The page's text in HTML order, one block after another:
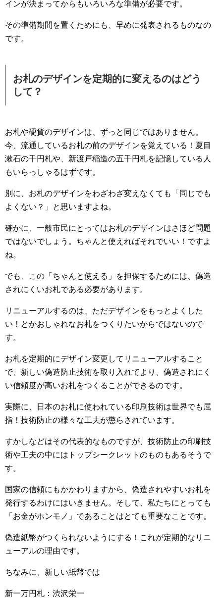
インが決まってからもいろいろな準備が必要です。
その準備期間を置くためにも、早めに発表されるものなの
です。
お札のデザインを定期的に変えるのはどう
して？
お札や硬貨のデザインは、ずっと同じではありません。
今、流通しているお札の前のデザインを覚えている！夏目
漱石の千円札や、新渡戸稲造の五千円札を記憶している人
もいらっしゃるはずです。
別に、お札のデザインをわざわざ変えなくても「同じでも
よくない？」と思いますよね。
確かに、一般市民にとってはお札のデザインはさほど問題
ではないでしょう。ちゃんと使えればそれでいい！ですよ
ね。
でも、この「ちゃんと使える」を担保するためには、偽造
されにくいお札である必要があります。
リニューアルするのは、ただデザインをもっとよくした
い！とかおしゃれなお札をつくりたいからではないので
す。
お札を定期的にデザイン変更してリニューアルすること
で、新しい偽造防止技術を取り入れてより、偽造されにく
い信頼度が高いお札をつくることができるのです。
実際に、日本のお札に使われている印刷技術は世界でも屈
指！技術防止の様々な工夫が懲らされています。
すかしなどはその代表的なものですが、技術防止の印刷技
術や工夫の中にはトップシークレットのものもあるそうで
す。
国家の信頼にもかかわりますから、偽造されやすいお札を
発行するわけにはいきません。そして、私たちにとっても
「お金がホンモノ」であることはとても重要なことです。
偽造紙幣がつくられないようにする！これが定期的なリニ
ューアルの理由です。
ちなみに、新しい紙幣では
新一万円札：渋沢栄一